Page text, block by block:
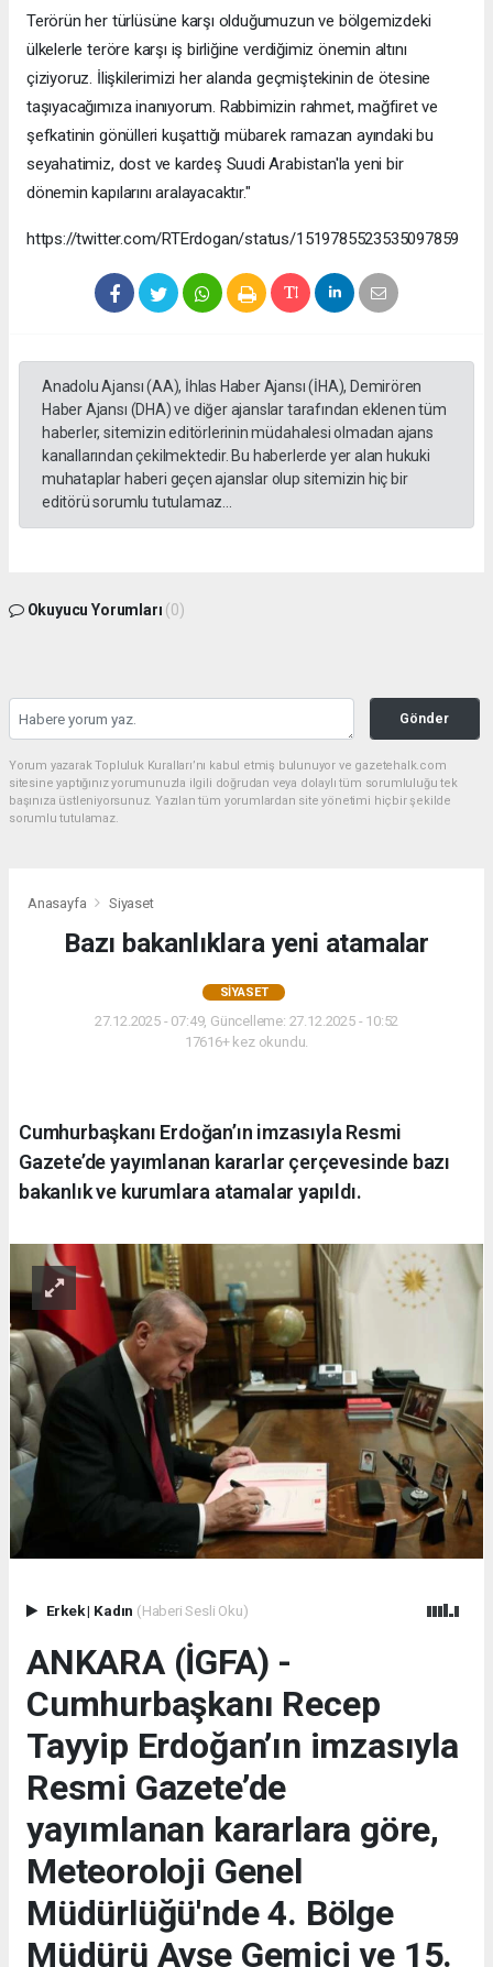
Terörün her türlüsüne karşı olduğumuzun ve bölgemizdeki
ülkelerle teröre karşı iş birliğine verdiğimiz önemin altını
çiziyoruz. İlişkilerimizi her alanda geçmiştekinin de ötesine
taşıyacağımıza inanıyorum. Rabbimizin rahmet, mağfiret ve
şefkatinin gönülleri kuşattığı mübarek ramazan ayındaki bu
seyahatimiz, dost ve kardeş Suudi Arabistan'la yeni bir
dönemin kapılarını aralayacaktır."
https://twitter.com/RTErdogan/status/1519785523535097859
Anadolu Ajansı (AA), İhlas Haber Ajansı (İHA), Demirören
Haber Ajansı (DHA) ve diğer ajanslar tarafından eklenen tüm
haberler, sitemizin editörlerinin müdahalesi olmadan ajans
kanallarından çekilmektedir. Bu haberlerde yer alan hukuki
muhataplar haberi geçen ajanslar olup sitemizin hiç bir
editörü sorumlu tutulamaz...
Okuyucu Yorumları (0)
Gönder
Yorum yazarak Topluluk Kuralları’nı kabul etmiş bulunuyor ve gazetehalk.com
sitesine yaptığınız yorumunuzla ilgili doğrudan veya dolaylı tüm sorumluluğu tek
başınıza üstleniyorsunuz. Yazılan tüm yorumlardan site yönetimi hiçbir şekilde
sorumlu tutulamaz.
Anasayfa Siyaset
Bazı bakanlıklara yeni atamalar
SIYASET
27.12.2025 - 07:49, Güncelleme: 27.12.2025 - 10:52
17616+ kez okundu.
Cumhurbaşkanı Erdoğan’ın imzasıyla Resmi
Gazete’de yayımlanan kararlar çerçevesinde bazı
bakanlık ve kurumlara atamalar yapıldı.
Erkek| Kadın (Haberi Sesli Oku)
ANKARA (İGFA) -
Cumhurbaşkanı Recep
Tayyip Erdoğan’ın imzasıyla
Resmi Gazete’de
yayımlanan kararlara göre,
Meteoroloji Genel
Müdürlüğü'nde 4. Bölge
Müdürü Ayşe Gemici ve 15.